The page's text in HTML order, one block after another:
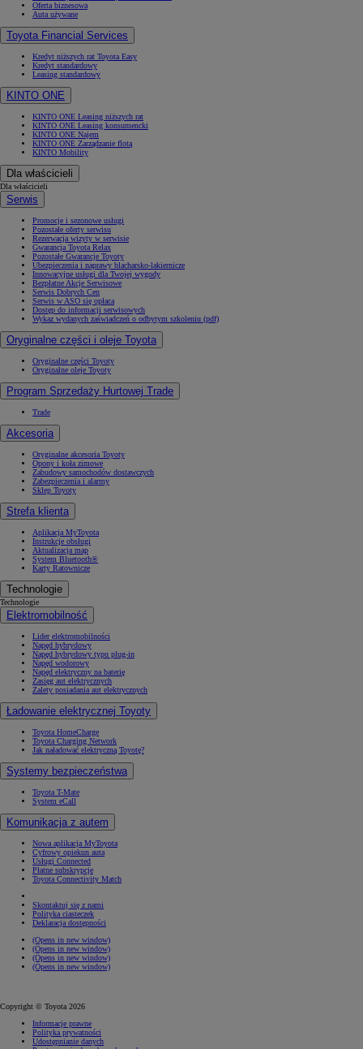
Oferta biznesowa
Auta używane
Toyota Financial Services
Kredyt niższych rat Toyota Easy
Kredyt standardowy
Leasing standardowy
KINTO ONE
KINTO ONE Leasing niższych rat
KINTO ONE Leasing konsumencki
KINTO ONE Najem
KINTO ONE Zarządzanie flotą
KINTO Mobility
Dla właścicieli
Dla właścicieli
Serwis
Promocje i sezonowe usługi
Pozostałe oferty serwisu
Rezerwacja wizyty w serwisie
Gwarancja Toyota Relax
Pozostałe Gwarancje Toyoty
Ubezpieczenia i naprawy blacharsko-lakiernicze
Innowacyjne usługi dla Twojej wygody
Bezpłatne Akcje Serwisowe
Serwis Dobrych Cen
Serwis w ASO się opłaca
Dostęp do informacji serwisowych
Wykaz wydanych zaświadczeń o odbytym szkoleniu (pdf)
Oryginalne części i oleje Toyota
Oryginalne części Toyoty
Oryginalne oleje Toyoty
Program Sprzedaży Hurtowej Trade
Trade
Akcesoria
Oryginalne akcesoria Toyoty
Opony i koła zimowe
Zabudowy samochodów dostawczych
Zabezpieczenia i alarmy
Sklep Toyoty
Strefa klienta
Aplikacja MyToyota
Instrukcje obsługi
Aktualizacja map
System Bluetooth®
Karty Ratownicze
Technologie
Technologie
Elektromobilność
Lider elektromobilności
Napęd hybrydowy
Napęd hybrydowy typu plug-in
Napęd wodorowy
Napęd elektryczny na baterię
Zasięg aut elektrycznych
Zalety posiadania aut elektrycznych
Ładowanie elektrycznej Toyoty
Toyota HomeCharge
Toyota Charging Network
Jak naładować elektryczną Toyotę?
Systemy bezpieczeństwa
Toyota T-Mate
System eCall
Komunikacja z autem
Nowa aplikacja MyToyota
Cyfrowy opiekun auta
Usługi Connected
Płatne subskrypcje
Toyota Connectivity Match
Skontaktuj się z nami
Polityka ciasteczek
Deklaracja dostępności
(Opens in new window)
(Opens in new window)
(Opens in new window)
(Opens in new window)
Copyright © Toyota 2026
Informacje prawne
Polityka prywatności
Udostępnianie danych